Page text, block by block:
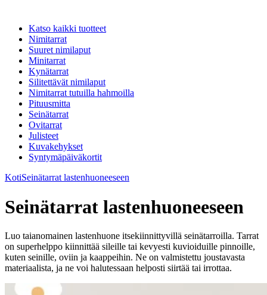
Katso kaikki tuotteet
Nimitarrat
Suuret nimilaput
Minitarrat
Kynätarrat
Silitettävät nimilaput
Nimitarrat tutuilla hahmoilla
Pituusmitta
Seinätarrat
Ovitarrat
Julisteet
Kuvakehykset
Syntymäpäiväkortit
KotiSeinätarrat lastenhuoneeseen
Seinätarrat lastenhuoneeseen
Luo taianomainen lastenhuone itsekiinnittyvillä seinätarroilla. Tarrat
on superhelppo kiinnittää sileille tai kevyesti kuvioiduille pinnoille,
kuten seinille, oviin ja kaappeihin. Ne on valmistettu joustavasta
materiaalista, ja ne voi halutessaan helposti siirtää tai irrottaa.